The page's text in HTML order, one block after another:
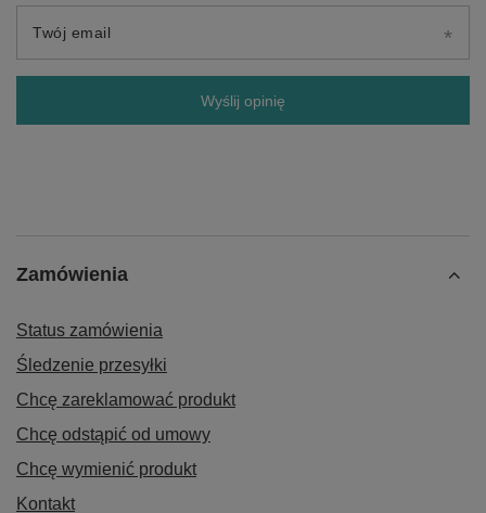
Twój email
Wyślij opinię
Zamówienia
Status zamówienia
Śledzenie przesyłki
Chcę zareklamować produkt
Chcę odstąpić od umowy
Chcę wymienić produkt
Kontakt